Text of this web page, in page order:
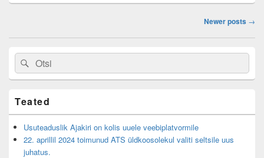
Newer posts →
Primary
Sidebar
Widget
Area
Search
for:
Search
Teated
Usuteaduslik Ajakiri on kolis uuele veebiplatvormile
22. aprillil 2024 toimunud ATS üldkoosolekul valiti seltsile uus
juhatus.